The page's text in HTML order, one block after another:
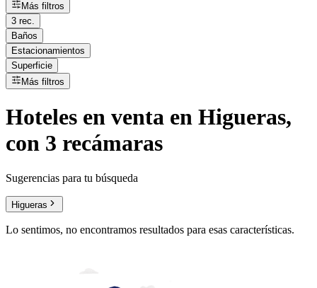
Más filtros
3 rec.
Baños
Estacionamientos
Superficie
Más filtros
Hoteles en venta en Higueras,
con 3 recámaras
Sugerencias para tu búsqueda
Higueras
Lo sentimos, no encontramos resultados para esas características.